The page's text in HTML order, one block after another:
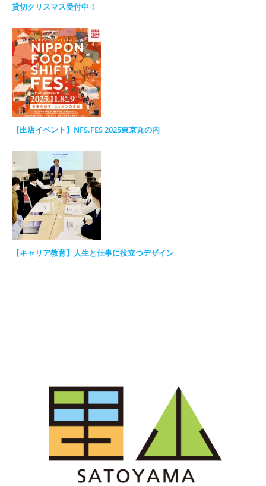
貸切クリスマス受付中！
【出店イベント】NFS.FES 2025東京丸の内
【キャリア教育】人生と仕事に役立つデザイン